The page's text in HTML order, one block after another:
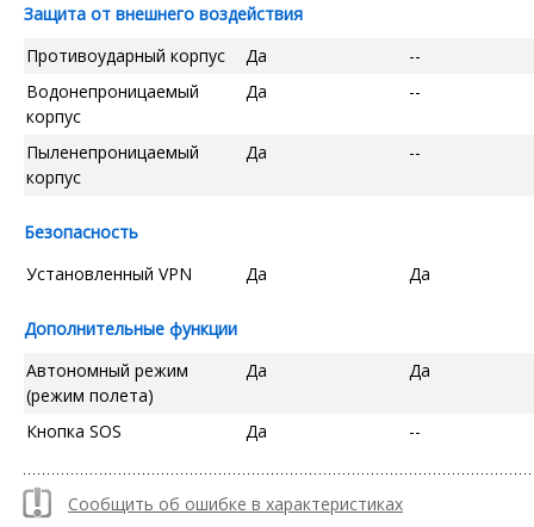
Защита от внешнего воздействия
Противоударный корпус
Да
--
Водонепроницаемый
корпус
Да --
Пыленепроницаемый
корпус
Да --
Безопасность
Установленный VPN
Да Да
Дополнительные функции
Автономный режим
(режим полета)
Да Да
Кнопка SOS Да --
Сообщить об ошибке в характеристиках